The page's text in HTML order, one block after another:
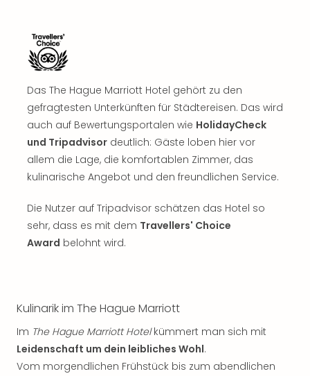
Das The Hague Marriott Hotel gehört zu den
gefragtesten Unterkünften für Städtereisen. Das wird
auch auf Bewertungsportalen wie HolidayCheck
und Tripadvisor deutlich: Gäste loben hier vor
allem die Lage, die komfortablen Zimmer, das
kulinarische Angebot und den freundlichen Service.
Die Nutzer auf Tripadvisor schätzen das Hotel so
sehr, dass es mit dem Travellers' Choice
Award belohnt wird.
Kulinarik im The Hague Marriott
Im The Hague Marriott Hotelkümmert man sich mit
Leidenschaft um dein leibliches Wohl.
Vom morgendlichen Frühstück bis zum abendlichen